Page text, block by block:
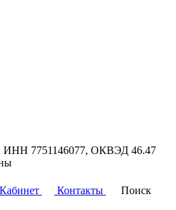
7751146077, ОКВЭД 46.47
Кабинет Контакты Поиск